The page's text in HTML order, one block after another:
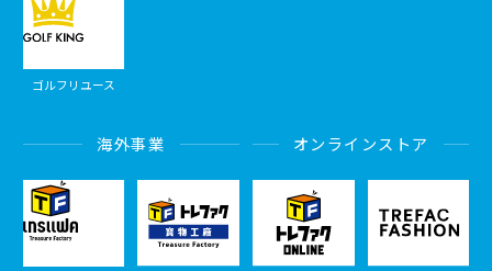
ゴルフリユース
海外事業 オンラインストア